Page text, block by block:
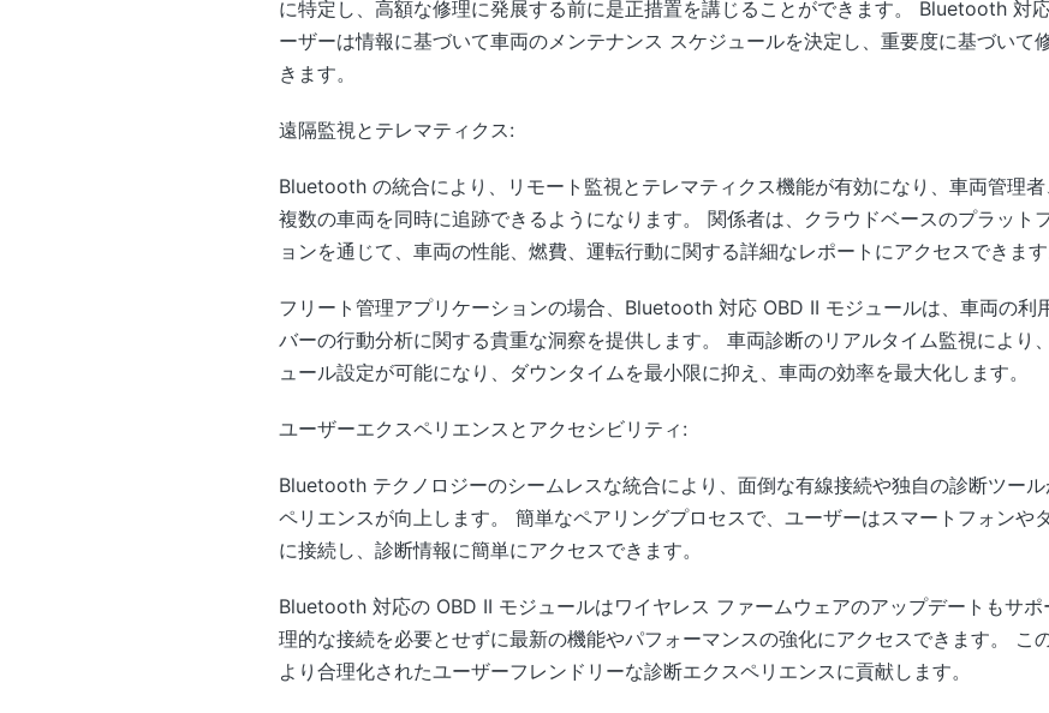
に特定し、高額な修理に発展する前に是正措置を講じることができます。 Bluetooth 対
ーザーは情報に基づいて車両のメンテナンス スケジュールを決定し、重要度に基づいて
きます。
遠隔監視とテレマティクス:
Bluetooth の統合により、リモート監視とテレマティクス機能が有効になり、車両管理
複数の車両を同時に追跡できるようになります。 関係者は、クラウドベースのプラット
ョンを通じて、車両の性能、燃費、運転行動に関する詳細なレポートにアクセスできます
フリート管理アプリケーションの場合、Bluetooth 対応 OBD II モジュールは、車両の利
バーの行動分析に関する貴重な洞察を提供します。 車両診断のリアルタイム監視により
ュール設定が可能になり、ダウンタイムを最小限に抑え、車両の効率を最大化します。
ユーザーエクスペリエンスとアクセシビリティ:
Bluetooth テクノロジーのシームレスな統合により、面倒な有線接続や独自の診断ツー
ペリエンスが向上します。 簡単なペアリングプロセスで、ユーザーはスマートフォンや
に接続し、診断情報に簡単にアクセスできます。
Bluetooth 対応の OBD II モジュールはワイヤレス ファームウェアのアップデートもサ
理的な接続を必要とせずに最新の機能やパフォーマンスの強化にアクセスできます。 こ
より合理化されたユーザーフレンドリーな診断エクスペリエンスに貢献します。